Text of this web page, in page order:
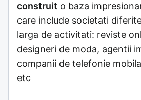
construit o baza
care include societati
larga de activitati: reviste
designeri de moda, agentii
companii de telefonie
etc